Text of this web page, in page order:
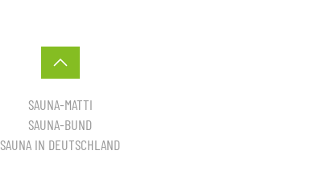
SAUNA-MATTI
SAUNA-BUND
SAUNA IN DEUTSCHLAND